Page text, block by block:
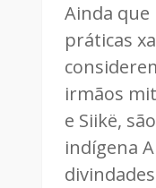
Ainda
práticas
irmãos
e Siikë,
indígena